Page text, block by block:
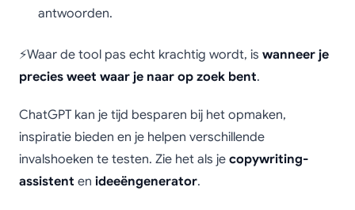
antwoorden.
⚡Waar de tool pas echt krachtig wordt, is wanneer je
precies weet waar je naar op zoek bent.
ChatGPT kan je tijd besparen bij het opmaken,
inspiratie bieden en je helpen verschillende
invalshoeken te testen. Zie het als je copywriting-
assistent en ideeëngenerator.